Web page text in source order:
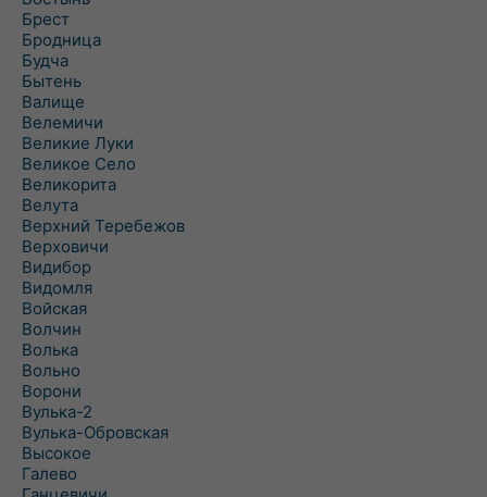
Брест
Бродница
Будча
Бытень
Валище
Велемичи
Великие Луки
Великое Село
Великорита
Велута
Верхний Теребежов
Верховичи
Видибор
Видомля
Войская
Волчин
Волька
Вольно
Ворони
Вулька-2
Вулька-Обровская
Высокое
Галево